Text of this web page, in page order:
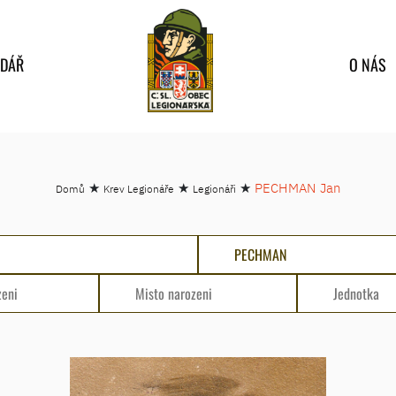
O NÁS
Domů ★ Krev Legionáře ★ Legionáři ★ PECHMAN Jan